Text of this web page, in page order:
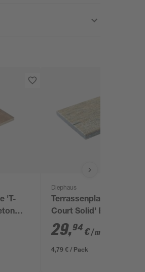
'T-
x 4
Diephaus
Terrassenplatte 'T-
Court Solid' Beton
muschelkalkfarben 40
x 40 x 4 cm
29,94 €/ m²
4,79 € / Pack